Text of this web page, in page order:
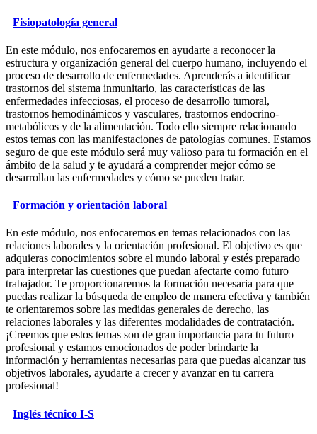
Fisiopatología general
En este módulo, nos enfocaremos en ayudarte a reconocer la
estructura y organización general del cuerpo humano, incluyendo el
proceso de desarrollo de enfermedades. Aprenderás a identificar
trastornos del sistema inmunitario, las características de las
enfermedades infecciosas, el proceso de desarrollo tumoral,
trastornos hemodinámicos y vasculares, trastornos endocrino-
metabólicos y de la alimentación. Todo ello siempre relacionando
estos temas con las manifestaciones de patologías comunes. Estamos
seguro de que este módulo será muy valioso para tu formación en el
ámbito de la salud y te ayudará a comprender mejor cómo se
desarrollan las enfermedades y cómo se pueden tratar.
Formación y orientación laboral
En este módulo, nos enfocaremos en temas relacionados con las
relaciones laborales y la orientación profesional. El objetivo es que
adquieras conocimientos sobre el mundo laboral y estés preparado
para interpretar las cuestiones que puedan afectarte como futuro
trabajador. Te proporcionaremos la formación necesaria para que
puedas realizar la búsqueda de empleo de manera efectiva y también
te orientaremos sobre las medidas generales de derecho, las
relaciones laborales y las diferentes modalidades de contratación.
¡Creemos que estos temas son de gran importancia para tu futuro
profesional y estamos emocionados de poder brindarte la
información y herramientas necesarias para que puedas alcanzar tus
objetivos laborales, ayudarte a crecer y avanzar en tu carrera
profesional!
Inglés técnico I-S